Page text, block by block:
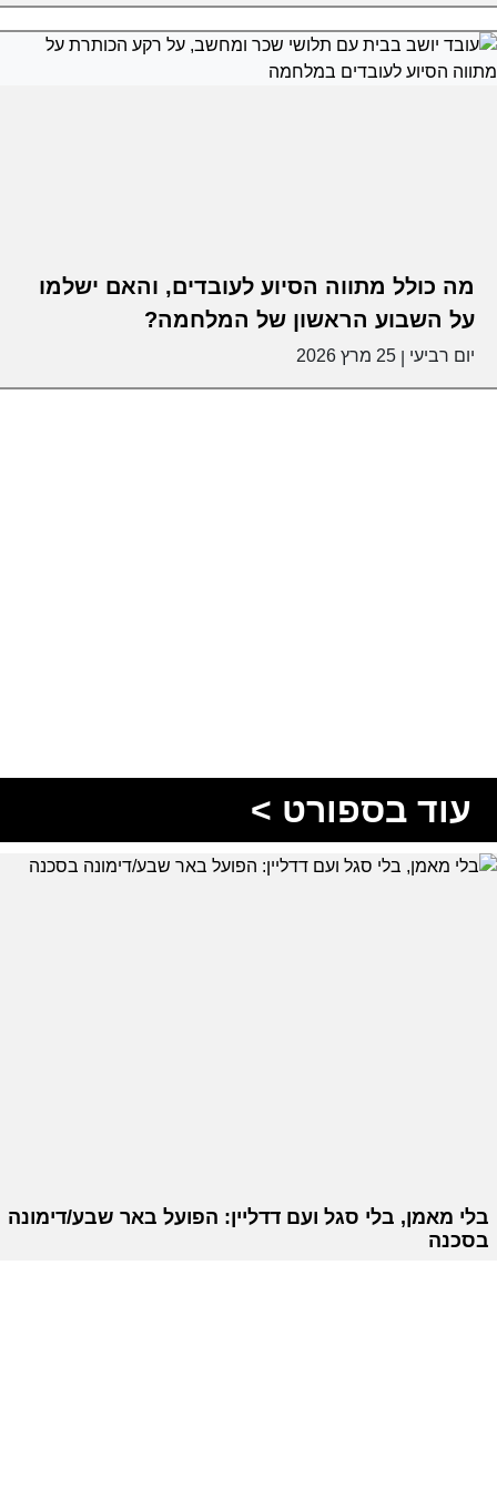
מה כולל מתווה הסיוע לעובדים, והאם ישלמו
על השבוע הראשון של המלחמה?
יום רביעי 25 מרץ 2026
עוד בספורט >
בלי מאמן, בלי סגל ועם דדליין: הפועל באר שבע/דימונה
בסכנה